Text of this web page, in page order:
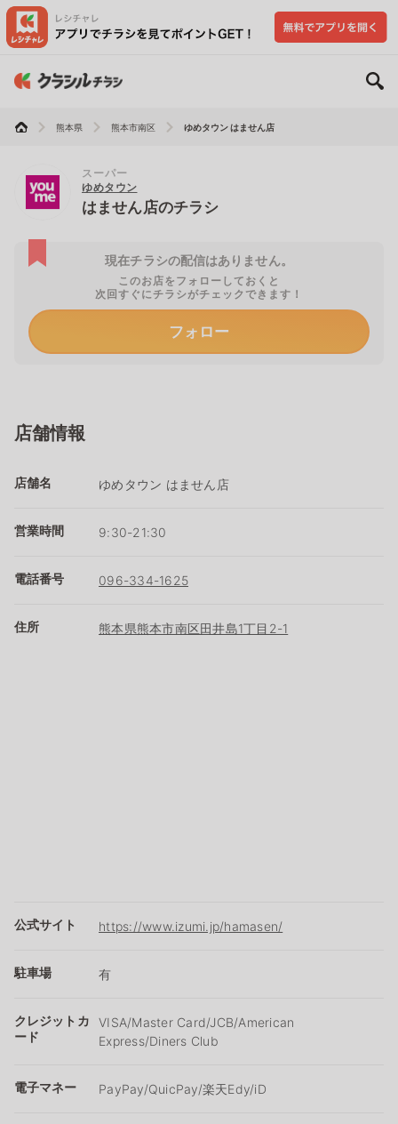
熊本県 熊本市南区 ゆめタウン はません店
スーパー
ゆめタウン
はません店のチラシ
現在チラシの配信はありません。
このお店をフォローしておくと
次回すぐにチラシがチェックできます！
フォロー
店舗情報
店舗名 ゆめタウン はません店
営業時間 9:30-21:30
電話番号 096-334-1625
住所 熊本県熊本市南区田井島1丁目2-1
公式サイト https://www.izumi.jp/hamasen/
駐車場 有
クレジットカ
ード
VISA/Master Card/JCB/American
Express/Diners Club
電子マネー PayPay/QuicPay/楽天Edy/iD